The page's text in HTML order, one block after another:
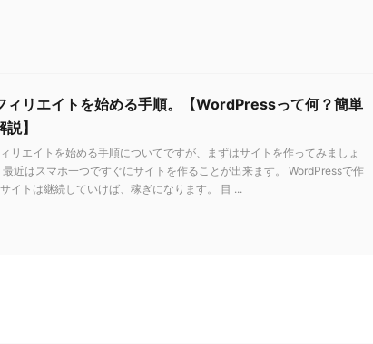
ィリエイトを始める手順。【WordPressって何？簡単
】
リエイトを始める手順についてですが、まずはサイトを作ってみましょ
最近はスマホ一つですぐにサイトを作ることが出来ます。 WordPressで作
イトは継続していけば、稼ぎになります。 目 ...